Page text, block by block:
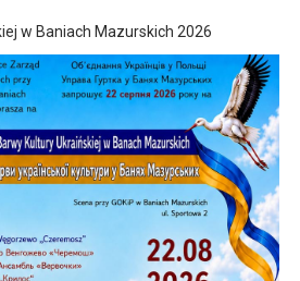
w Baniach Mazurskich 2026